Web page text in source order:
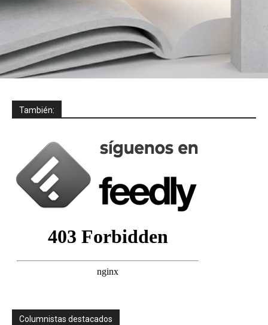
También:
Columnistas destacados